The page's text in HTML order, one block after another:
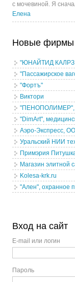
с мочевиной. Я
Елена
Новые фирмы
"ЮНАЙТИД
"Пассажирское
"Фортъ"
Виктори
"DimArt",
Аэро-Экспресс,
Уральский НИИ
Примэрия
Магазин элитной
Kolesa-krk.ru
"Ален", охранное
Вход на сайт
E-mail или логин
Пароль